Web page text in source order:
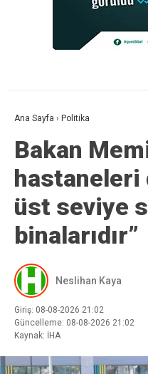
Ana Sayfa › Politika
Bakan
hastaneleri
üst seviye
binalarıdır”
Neslihan Kaya
Giriş: 08-08-2026 21:02
Güncelleme: 08-08-2026 21:02
Kaynak: İHA